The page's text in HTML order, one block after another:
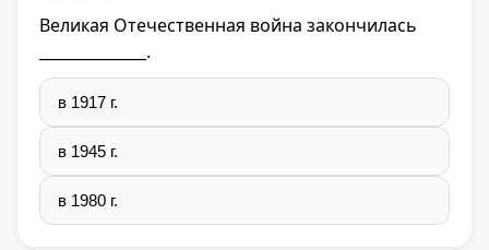
Великая Отечественная война закончилась
______________.
в 1917 г.
в 1945 г.
в 1980 г.